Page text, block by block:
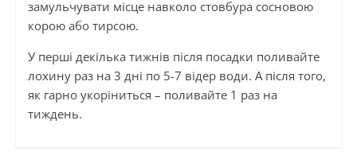
замульчувати місце навколо стовбура сосновою
корою або тирсою.
У перші декілька тижнів після посадки поливайте
лохину раз на 3 дні по 5-7 відер води. А після того,
як гарно укоріниться – поливайте 1 раз на
тиждень.